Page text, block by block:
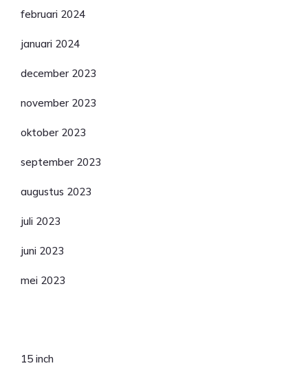
februari 2024
januari 2024
december 2023
november 2023
oktober 2023
september 2023
augustus 2023
juli 2023
juni 2023
mei 2023
15 inch